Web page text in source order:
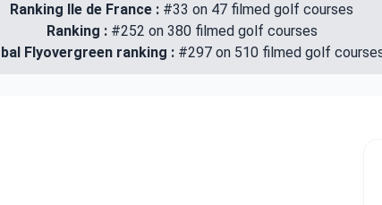
Ranking Ile de France : #33 on 47 filmed golf courses
Ranking : #252 on 380 filmed golf courses
Flyovergreen ranking : #297 on 510 filmed golf